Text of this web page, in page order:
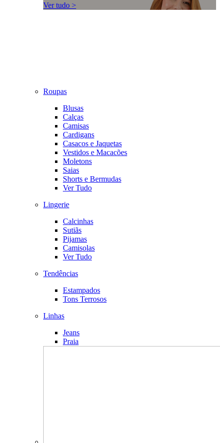
Ver tudo >
Roupas
Blusas
Calças
Camisas
Cardigans
Casacos e Jaquetas
Vestidos e Macacões
Moletons
Saias
Shorts e Bermudas
Ver Tudo
Lingerie
Calcinhas
Sutiãs
Pijamas
Camisolas
Ver Tudo
Tendências
Estampados
Tons Terrosos
Linhas
Jeans
Praia